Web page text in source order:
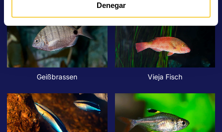
Denegar
Geißbrassen Vieja Fisch